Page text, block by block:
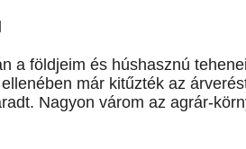
a földjeim és húshasznú
már kitűzték az
Nagyon várom az agrár-